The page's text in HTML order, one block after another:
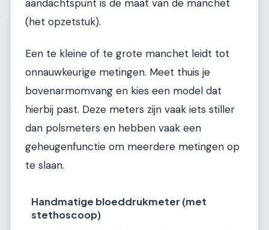
aandachtspunt is de maat van de manchet
(het opzetstuk).
Een te kleine of te grote manchet leidt tot
onnauwkeurige metingen. Meet thuis je
bovenarmomvang en kies een model dat
hierbij past. Deze meters zijn vaak iets stiller
dan polsmeters en hebben vaak een
geheugenfunctie om meerdere metingen op
te slaan.
Handmatige bloeddrukmeter (met
stethoscoop)